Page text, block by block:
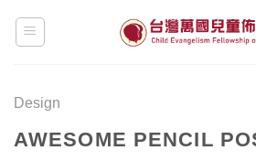
Design
AWESOME PENCIL